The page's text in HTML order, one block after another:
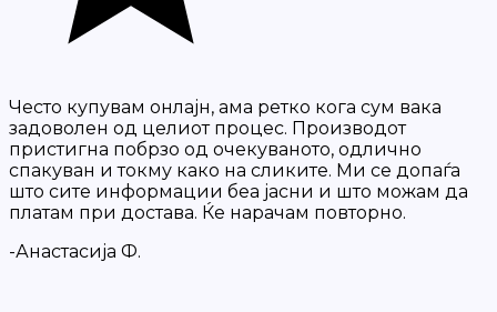
Често купувам онлајн, ама ретко кога сум вака
задоволен од целиот процес. Производот
пристигна побрзо од очекуваното, одлично
спакуван и токму како на сликите. Ми се допаѓа
што сите информации беа јасни и што можам да
платам при достава. Ќе нарачам повторно.
-Анастасија Ф.